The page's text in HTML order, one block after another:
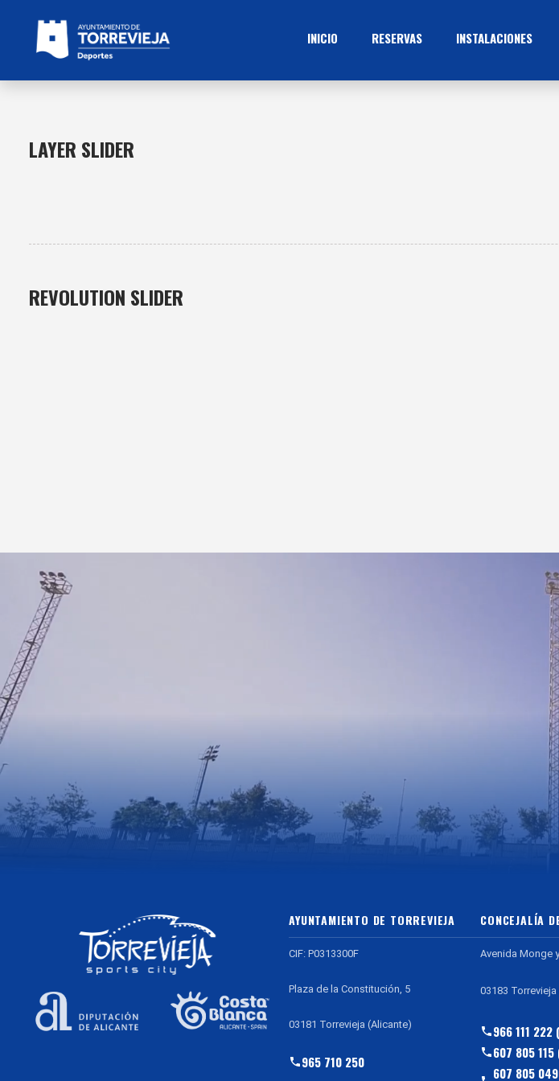
INICIO RESERVAS INSTALACIONES
LAYER SLIDER
REVOLUTION SLIDER
AYUNTAMIENTO DE TORREVIEJA
CIF: P0313300F
Plaza de la Constitución, 5
03181 Torrevieja (Alicante)
965 710 250
CONCEJALÍA
Avenida Monge
03183
966 111
607 805
607 805